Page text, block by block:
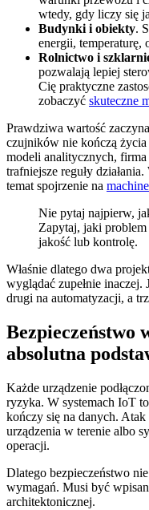
wtedy, gdy liczy się
Budynki i obiekty.
energii, temperaturę,
Rolnictwo i
pozwalają lepiej
Cię praktyczne
zobaczyć skuteczne
Prawdziwa wartość
czujników nie kończą
modeli analitycznych,
trafniejsze reguły
temat spojrzenie na
Nie pytaj najpierw,
Zapytaj, jaki
jakość lub kontrolę.
Właśnie dlatego dwa
wyglądać zupełnie
drugi na automatyzacji, a
Bezpieczeństwo
absolutna
Każde urządzenie
ryzyka. W systemach IoT
kończy się na danych.
urządzenia w terenie albo
operacji.
Dlatego bezpieczeństwo
wymagań. Musi być
architektonicznej.